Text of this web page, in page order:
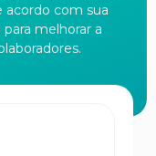
acordo com sua
melhorar a